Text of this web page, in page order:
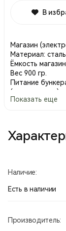
В
Магазин
Материал: сталь
Ёмкость
Вес 900 гр.
Питание
(пальчиковые).
Производство
Показать еще
Наличие:
Есть в наличии
Производитель: